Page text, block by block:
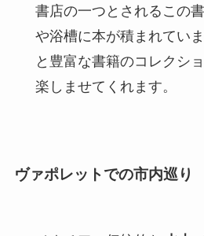
書店の一つとされるこの
や浴槽に本が積まれてい
と豊富な書籍のコレクシ
楽しませてくれます。
ヴァポレットでの市内巡り